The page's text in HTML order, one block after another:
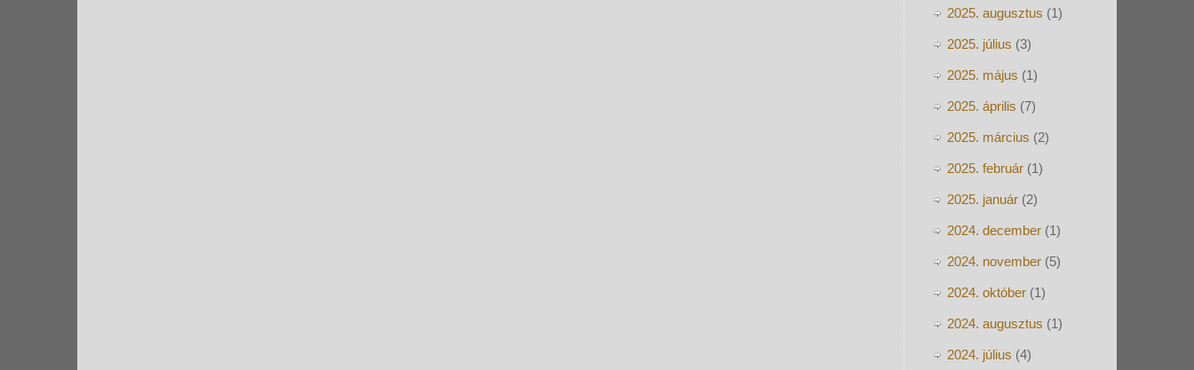
2025. augusztus (1)
2025. július (3)
2025. május (1)
2025. április (7)
2025. március (2)
2025. február (1)
2025. január (2)
2024. december (1)
2024. november (5)
2024. október (1)
2024. augusztus (1)
2024. július (4)